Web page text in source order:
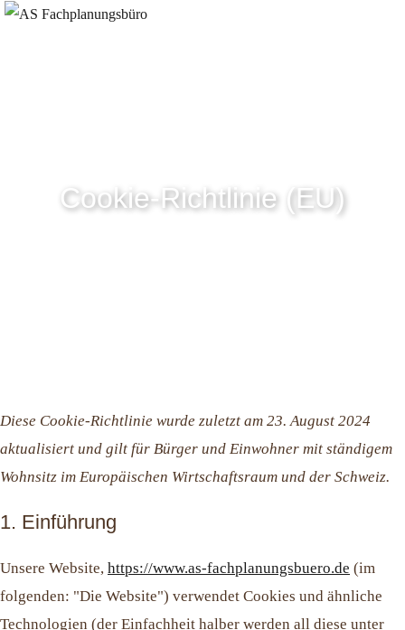
Cookie-Richtlinie (EU)
Diese Cookie-Richtlinie wurde zuletzt am 23. August 2024
aktualisiert und gilt für Bürger und Einwohner mit ständigem
Wohnsitz im Europäischen Wirtschaftsraum und der Schweiz.
1. Einführung
Unsere Website, https://www.as-fachplanungsbuero.de (im
folgenden: "Die Website") verwendet Cookies und ähnliche
Technologien (der Einfachheit halber werden all diese unter